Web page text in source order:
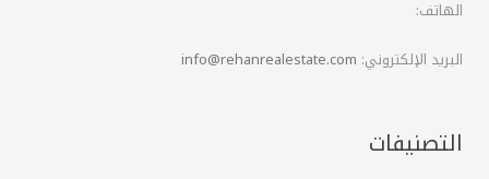
الهاتف:
البريد الإلكتروني:info@rehanrealestate.com
التصنيفات